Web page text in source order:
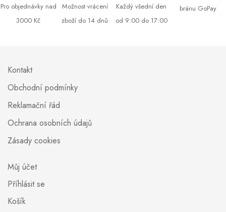
Pro objednávky nad
3000 Kč
Možnost vrácení
zboží do 14 dnů
Každý všední den
od 9:00 do 17:00
bránu GoPay
Kontakt
Obchodní podmínky
Reklamační řád
Ochrana osobních údajů
Zásady cookies
Můj účet
Příhlásit se
Košík